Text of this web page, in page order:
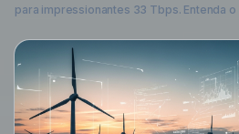
para impressionantes 33 Tbps. Entenda
dos ataques DDoS, e como sua
cenário de ciberameaças cada vez mais